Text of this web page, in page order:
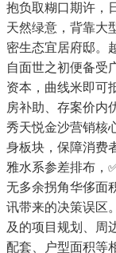
抱负取糊口期许，
天然绿意，背靠大
密生态宜居府邸。
自面世之初便备受
资本，曲线米即可
房补助、存案价内
秀天悦金沙营销核
身板块，保障消费
雅水系参差排布，
无多余拐角华侈面
讯带来的决策误区
及的项目规划、周
配套、户型面积等